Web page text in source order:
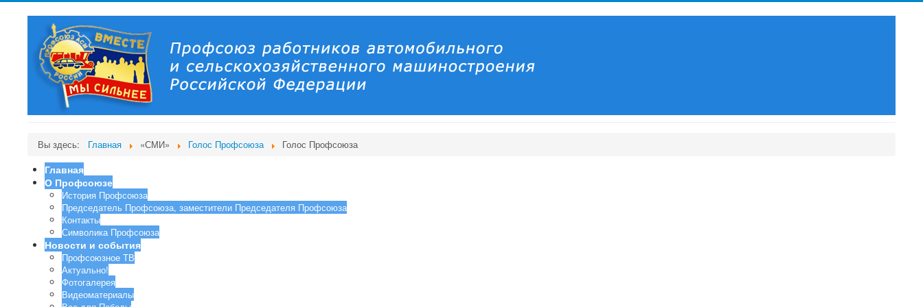
Вы здесь: Главная «СМИ» Голос Профсоюза Голос Профсоюза
Главная
О Профсоюзе
История Профсоюза
Председатель Профсоюза, заместители Председателя Профсоюза
Контакты
Символика Профсоюза
Новости и события
Профсоюзное ТВ
Актуально!
Фотогалерея
Видеоматериалы